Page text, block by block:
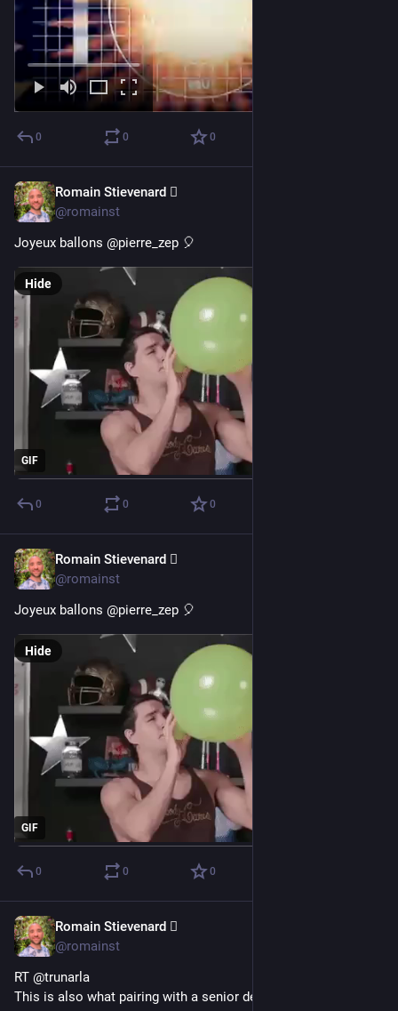
0 0 0
Romain Stievenard 🫆
@romainst
Joyeux ballons @pierre_zep 🎈
GIF
Hide
0 0 0
Romain Stievenard 🫆
@romainst
Joyeux ballons @pierre_zep 🎈
GIF
Hide
0 0 0
Romain Stievenard 🫆
@romainst
RT @trunarla
This is also what pairing with a senior dev feels like 😅